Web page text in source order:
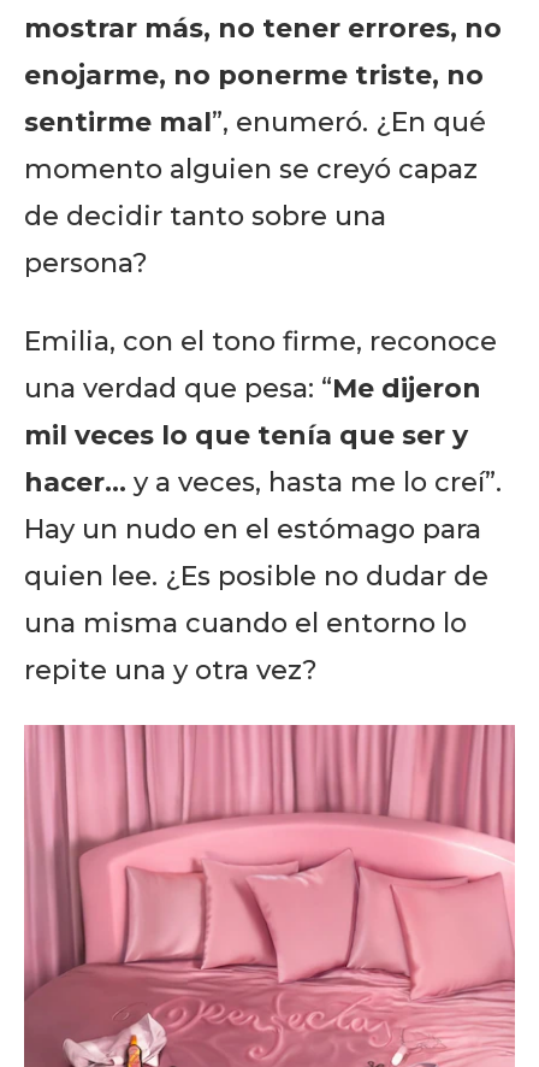
mostrar más, no tener errores, no
enojarme, no ponerme triste, no
sentirme mal”, enumeró. ¿En qué
momento alguien se creyó capaz
de decidir tanto sobre una
persona?
Emilia, con el tono firme, reconoce
una verdad que pesa: “Me dijeron
mil veces lo que tenía que ser y
hacer… y a veces, hasta me lo creí”.
Hay un nudo en el estómago para
quien lee. ¿Es posible no dudar de
una misma cuando el entorno lo
repite una y otra vez?